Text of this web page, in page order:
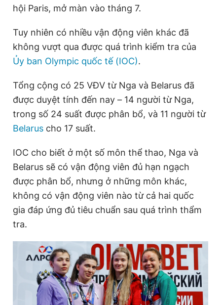
Hotline Liên hệ quảng cáo
Đặt báo Quảng cáo RSS Tòa soạn Chính sách bảo
Phó tổng biên tập: Lâm Hiếu Dũng
Phó tổng biên tập: Trần Việt Hưng
Tổng thư ký tòa soạn: Đức Trung
Giấy phép xuất bản số 110/GP - BTTTT cấp ngày 24.3.2020
© 2003-2026 Bản quyền thuộc về Báo Thanh Niên. Cấm sao
bản. Phát triển bởi ePi Technologies, JSC.
hội Paris, mở màn vào tháng 7.
Tuy nhiên có nhiều vận động viên khác đã
không vượt qua được quá trình kiểm tra của
Ủy ban Olympic quốc tế (IOC).
Tổng cộng có 25 VĐV từ Nga và Belarus đã
được duyệt tính đến nay – 14 người từ Nga,
trong số 24 suất được phân bổ, và 11 người từ
Belarus cho 17 suất.
IOC cho biết ở một số môn thể thao, Nga và
Belarus sẽ có vận động viên đủ hạn ngạch
được phân bổ, nhưng ở những môn khác,
không có vận động viên nào từ cả hai quốc
gia đáp ứng đủ tiêu chuẩn sau quá trình thẩm
tra.